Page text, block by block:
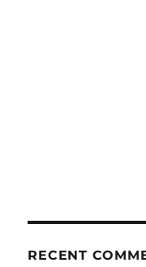
RECENT